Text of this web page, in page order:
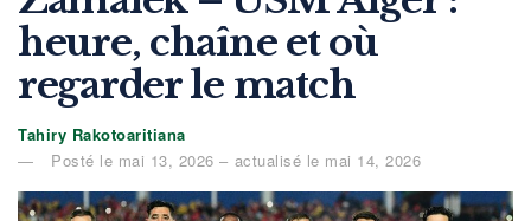
heure, chaîne et où
regarder le match
Tahiry Rakotoaritiana
Posté le mai 13, 2026 – actualisé le mai 14, 2026